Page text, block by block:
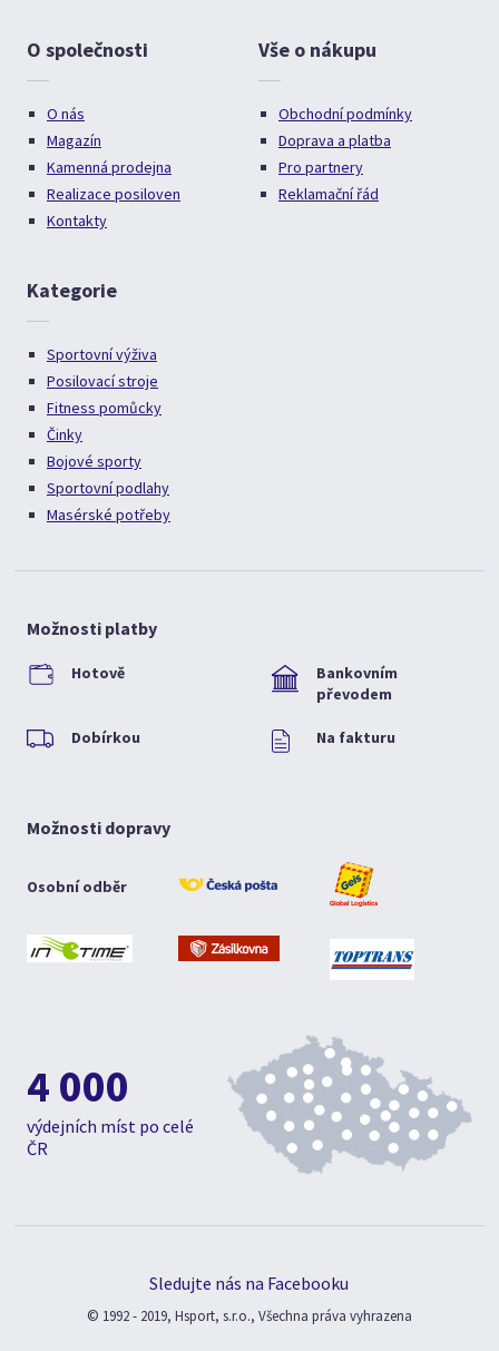
O společnosti
O nás
Magazín
Kamenná prodejna
Realizace posiloven
Kontakty
Vše o nákupu
Obchodní podmínky
Doprava a platba
Pro partnery
Reklamační řád
Kategorie
Sportovní výživa
Posilovací stroje
Fitness pomůcky
Činky
Bojové sporty
Sportovní podlahy
Masérské potřeby
Možnosti platby
Hotově
Bankovním
převodem
Dobírkou Na fakturu
Možnosti dopravy
Osobní odběr
4 000
výdejních míst po celé
ČR
Sledujte nás na Facebooku
© 1992 - 2019, Hsport, s.r.o., Všechna práva vyhrazena